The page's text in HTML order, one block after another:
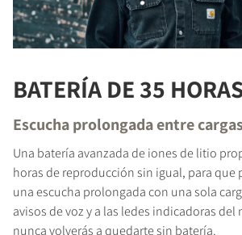
BATERÍA DE 35
Escucha prolongada entre cargas
Una batería avanzada de iones de litio
horas de reproducción sin igual, para que
una escucha prolongada con una sola
avisos de voz y a las ledes indicadoras del
nunca volverás a quedarte sin batería.